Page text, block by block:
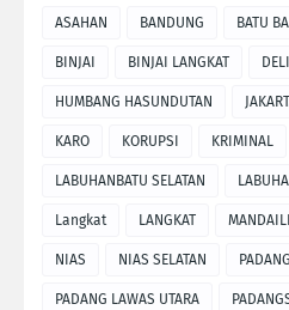
ASAHAN BANDUNG BATU
BINJAI BINJAI LANGKAT
HUMBANG HASUNDUTAN
KARO KORUPSI KRIMINAL
LABUHANBATU SELATAN
Langkat LANGKAT
NIAS NIAS SELATAN
PADANG LAWAS UTARA